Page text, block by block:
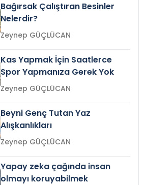
Bağırsak Çalıştıran Besinler
Nelerdir?
Zeynep GÜÇLÜCAN
Kas Yapmak İçin Saatlerce
Spor Yapmanıza Gerek Yok
Zeynep GÜÇLÜCAN
Beyni Genç Tutan Yaz
Alışkanlıkları
Zeynep GÜÇLÜCAN
Yapay zeka çağında insan
olmayı koruyabilmek